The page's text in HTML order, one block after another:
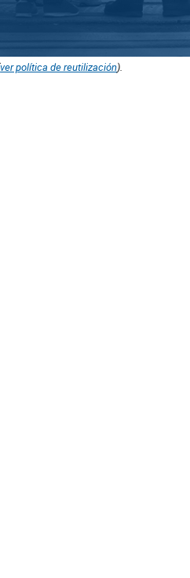
ver política de reutilización).